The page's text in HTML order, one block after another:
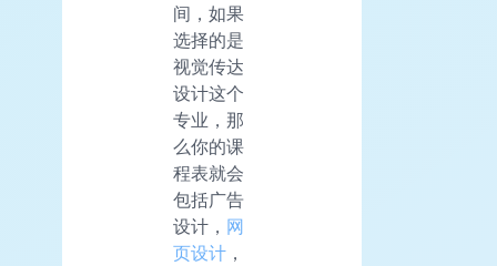
间，如果
选择的是
视觉传达
设计这个
专业，那
么你的课
程表就会
包括广告
设计， 网
页设计 ，